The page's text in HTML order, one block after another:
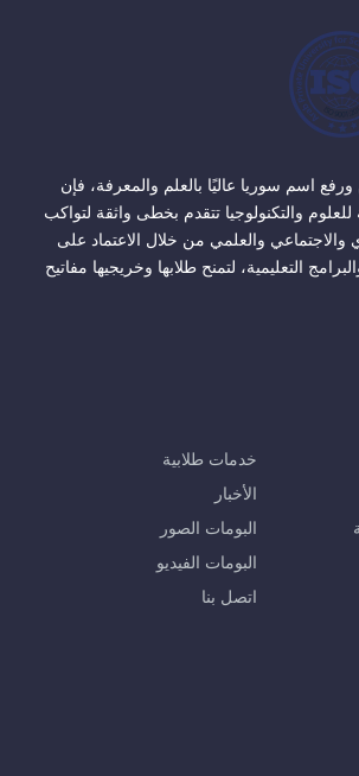
اسم سوريا عاليًا بالعلم والمعرفة، فإن
للعلوم والتكنولوجيا تتقدم بخطى واثقة لتواكب
والاجتماعي والعلمي من خلال الاعتماد على
التعليمية، لتمنح طلابها وخريجيها مفاتيح
خدمات طلابية
الأخبار
البومات الصور
البومات الفيديو
اتصل بنا